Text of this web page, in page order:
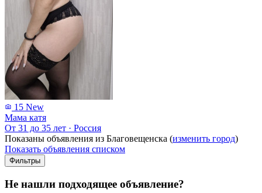
15 New
Мама катя
От 31 до 35 лет · Россия
Показаны объявления из Благовещенска (изменить город)
Показать объявления списком
Фильтры
Не нашли подходящее объявление?